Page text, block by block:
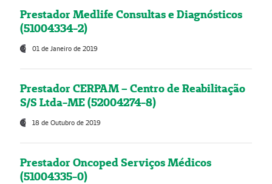
Prestador Medlife Consultas e Diagnósticos
(51004334-2)
01 de Janeiro de 2019
Prestador CERPAM – Centro de Reabilitação
S/S Ltda-ME (52004274-8)
18 de Outubro de 2019
Prestador Oncoped Serviços Médicos
(51004335-0)